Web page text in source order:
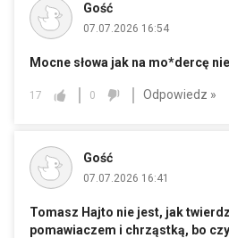
Gość
07.07.2026 16:54
Mocne słowa jak na mo*dercę
17 0 Odpowiedz »
Gość
07.07.2026 16:41
Tomasz Hajto nie jest, jak
pomawiaczem i chrząstką, bo